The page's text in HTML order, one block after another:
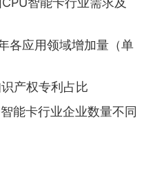
各应用领域增加量（单
产权专利占比
能卡行业企业数量不同